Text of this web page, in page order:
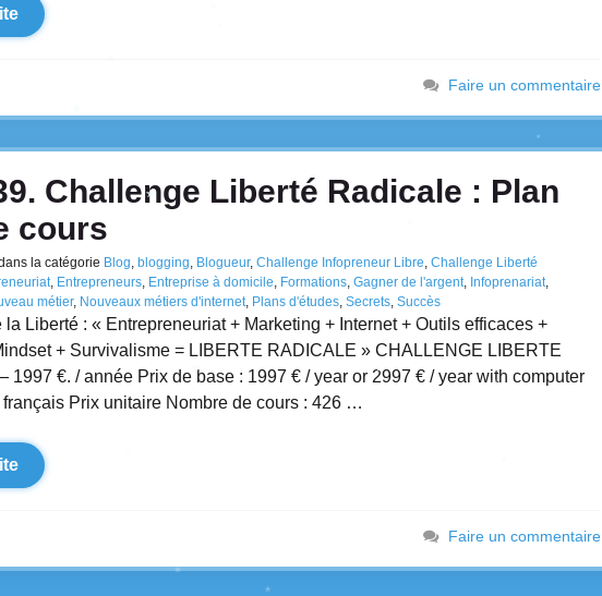
Faire un commentaire
Challenge Liberté Radicale : Plan
cours
la catégorie Blog, blogging, Blogueur, Challenge Infopreneur Libre, Challenge Liberté
, Entrepreneurs, Entreprise à domicile, Formations, Gagner de l'argent, Infoprenariat,
métier, Nouveaux métiers d'internet, Plans d'études, Secrets, Succès
la Liberté : « Entrepreneuriat + Marketing + Internet + Outils efficaces +
+ Survivalisme = LIBERTE RADICALE » CHALLENGE LIBERTE
1997 €. / année Prix de base : 1997 € / year or 2997 € / year with computer
Prix unitaire Nombre de cours : 426 …
Faire un commentaire